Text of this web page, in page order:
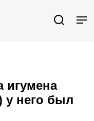
игумена
у него был